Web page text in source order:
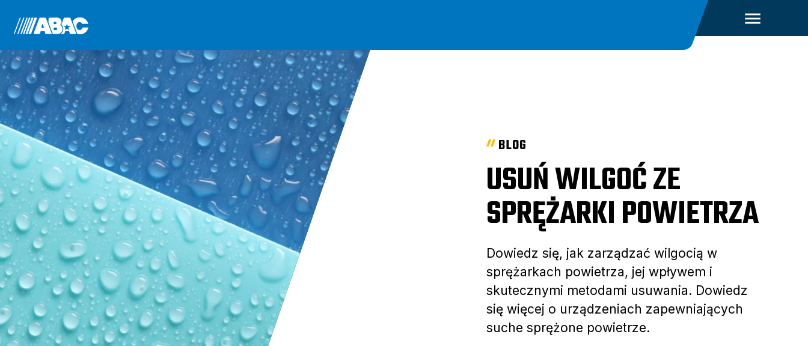
BLOG
USUŃ WILGOĆ ZE
SPRĘŻARKI POWIETRZA
Dowiedz się, jak zarządzać wilgocią w
sprężarkach powietrza, jej wpływem i
skutecznymi metodami usuwania. Dowiedz
się więcej o urządzeniach zapewniających
suche sprężone powietrze.